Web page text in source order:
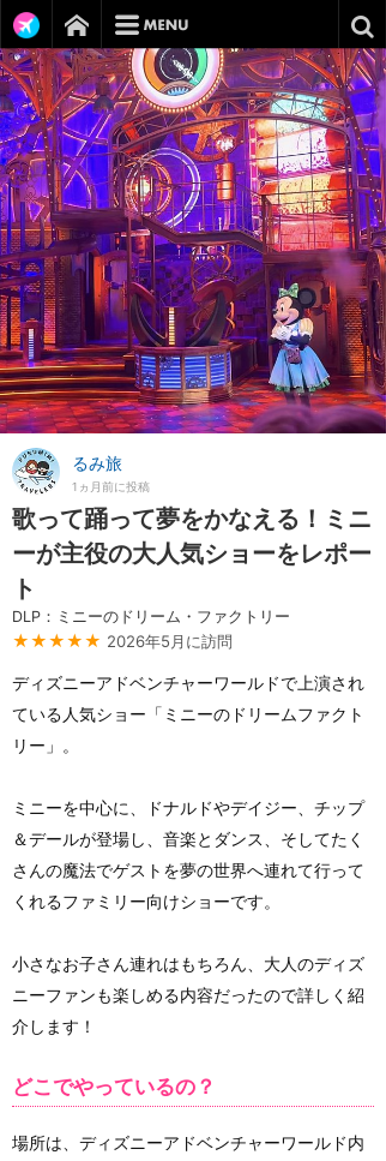
るみ旅
1ヵ月前に投稿
歌って踊って夢をかなえる！ミニ
ーが主役の大人気ショーをレポー
ト
DLP：ミニーのドリーム・ファクトリー
★★★★★ 2026年5月に訪問
ディズニーアドベンチャーワールドで上演され
ている人気ショー「ミニーのドリームファクト
リー」。
ミニーを中心に、ドナルドやデイジー、チップ
＆デールが登場し、音楽とダンス、そしてたく
さんの魔法でゲストを夢の世界へ連れて行って
くれるファミリー向けショーです。
小さなお子さん連れはもちろん、大人のディズ
ニーファンも楽しめる内容だったので詳しく紹
介します！
どこでやっているの？
場所は、ディズニーアドベンチャーワールド内